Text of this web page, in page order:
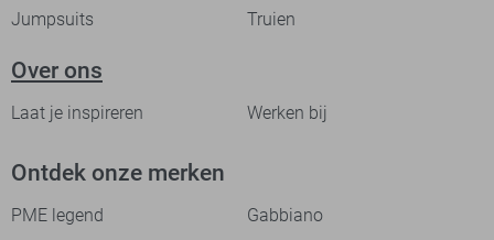
Jumpsuits
Truien
Over ons
Laat je inspireren Werken bij
Ontdek onze merken
PME legend
Gabbiano